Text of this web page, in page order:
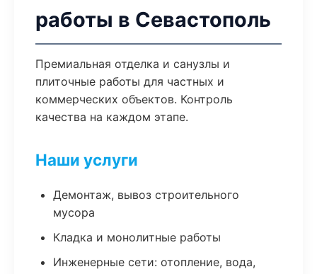
работы в Севастополь
Премиальная отделка и санузлы и
плиточные работы для частных и
коммерческих объектов. Контроль
качества на каждом этапе.
Наши услуги
Демонтаж, вывоз строительного
мусора
Кладка и монолитные работы
Инженерные сети: отопление, вода,